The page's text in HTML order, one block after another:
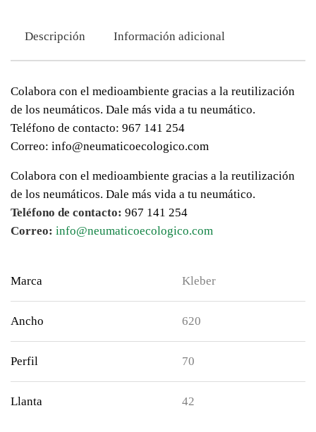
Descripción Información adicional
Colabora con el medioambiente gracias a la reutilización
de los neumáticos. Dale más vida a tu neumático.
Teléfono de contacto: 967 141 254
Correo: info@neumaticoecologico.com
Colabora con el medioambiente gracias a la reutilización
de los neumáticos. Dale más vida a tu neumático.
Teléfono de contacto: 967 141 254
Correo: info@neumaticoecologico.com
Marca Kleber
Ancho 620
Perfil 70
Llanta 42